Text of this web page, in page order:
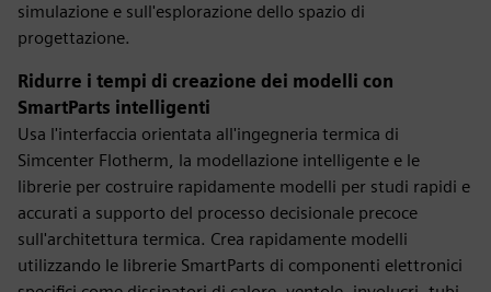
simulazione e sull'esplorazione dello spazio di
progettazione.
Ridurre i tempi di creazione dei modelli con
SmartParts intelligenti
Usa l'interfaccia orientata all'ingegneria termica di
Simcenter Flotherm, la modellazione intelligente e le
librerie per costruire rapidamente modelli per studi rapidi e
accurati a supporto del processo decisionale precoce
sull'architettura termica. Crea rapidamente modelli
utilizzando le librerie SmartParts di componenti elettronici